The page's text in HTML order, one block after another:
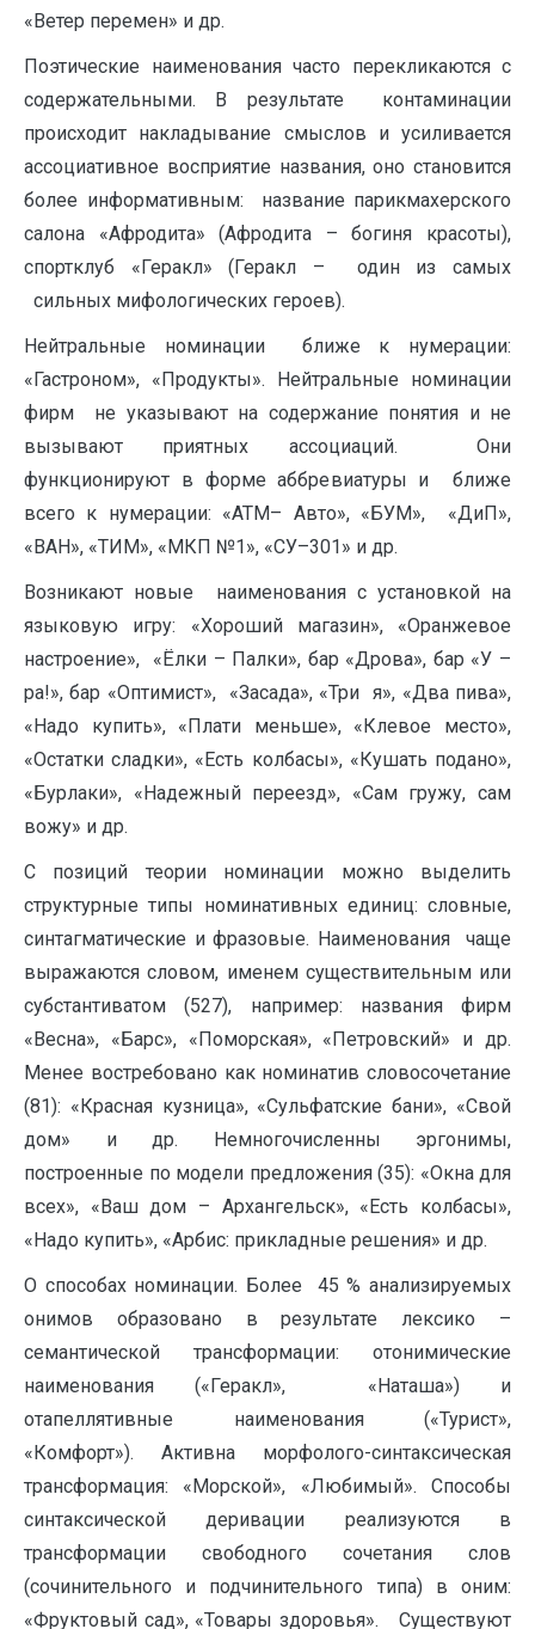
«Ветер перемен» и др.
Поэтические наименования часто перекликаются с
содержательными. В результате контаминации
происходит накладывание смыслов и усиливается
ассоциативное восприятие названия, оно становится
более информативным: название парикмахерского
салона «Афродита» (Афродита – богиня красоты),
спортклуб «Геракл» (Геракл – один из самых
сильных мифологических героев).
Нейтральные номинации ближе к нумерации:
«Гастроном», «Продукты». Нейтральные номинации
фирм не указывают на содержание понятия и не
вызывают приятных ассоциаций. Они
функционируют в форме аббревиатуры и ближе
всего к нумерации: «ATM– Авто», «БУМ», «ДиП»,
«ВАН», «ТИМ», «МКП №1», «СУ–301» и др.
Возникают новые наименования с установкой на
языковую игру: «Хороший магазин», «Оранжевое
настроение», «Ёлки – Палки», бар «Дрова», бар «У –
ра!», бар «Оптимист», «Засада», «Три я», «Два пива»,
«Надо купить», «Плати меньше», «Клевое место»,
«Остатки сладки», «Есть колбасы», «Кушать подано»,
«Бурлаки», «Надежный переезд», «Сам гружу, сам
вожу» и др.
С позиций теории номинации можно выделить
структурные типы номинативных единиц: словные,
синтагматические и фразовые. Наименования чаще
выражаются словом, именем существительным или
субстантиватом (527), например: названия фирм
«Весна», «Барс», «Поморская», «Петровский» и др.
Менее востребовано как номинатив словосочетание
(81): «Красная кузница», «Сульфатские бани», «Свой
дом» и др. Немногочисленны эргонимы,
построенные по модели предложения (35): «Окна для
всех», «Ваш дом – Архангельск», «Есть колбасы»,
«Надо купить», «Арбис: прикладные решения» и др.
О способах номинации. Более 45 % анализируемых
онимов образовано в результате лексико –
семантической трансформации: отонимические
наименования («Геракл», «Наташа») и
отапеллятивные наименования («Турист»,
«Комфорт»). Активна морфолого-синтаксическая
трансформация: «Морской», «Любимый». Способы
синтаксической деривации реализуются в
трансформации свободного сочетания слов
(сочинительного и подчинительного типа) в оним:
«Фруктовый сад», «Товары здоровья». Существуют